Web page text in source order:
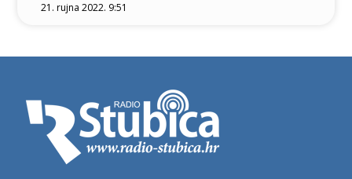
21. rujna 2022. 9:51